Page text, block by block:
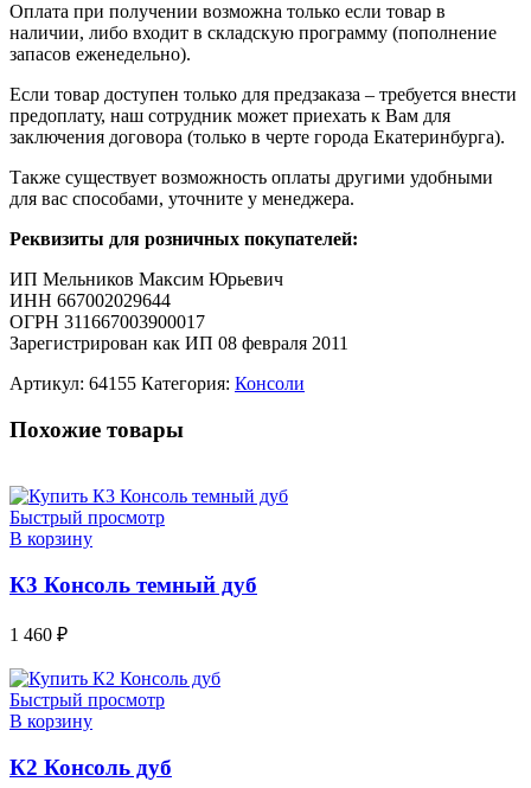
Оплата при получении возможна только если товар в
наличии, либо входит в складскую программу (пополнение
запасов еженедельно).
Если товар доступен только для предзаказа – требуется внести
предоплату, наш сотрудник может приехать к Вам для
заключения договора (только в черте города Екатеринбурга).
Также существует возможность оплаты другими удобными
для вас способами, уточните у менеджера.
Реквизиты для розничных покупателей:
ИП Мельников Максим Юрьевич
ИНН 667002029644
ОГРН 311667003900017
Зарегистрирован как ИП 08 февраля 2011
Артикул: 64155 Категория: Консоли
Похожие товары
Быстрый просмотр
В корзину
К3 Консоль темный дуб
1 460 ₽
Быстрый просмотр
В корзину
К2 Консоль дуб